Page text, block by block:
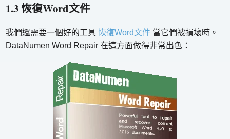
1.3 恢復Word文件
我們還需要一個好的工具恢復Word文件 當它們被損壞時。
DataNumen Word Repair 在這方面做得非常出色：